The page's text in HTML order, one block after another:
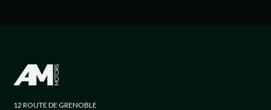
12 ROUTE DE GRENOBLE